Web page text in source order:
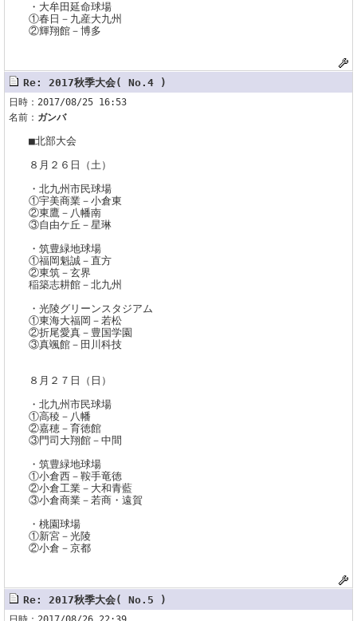
・大牟田延命球場
①春日－九産大九州
②輝翔館－博多
Re: 2017秋季大会( No.4 )
日時：2017/08/25 16:53
名前： ガンバ
■北部大会
８月２６日（土）
・北九州市民球場
①宇美商業－小倉東
②東鷹－八幡南
③自由ケ丘－星琳
・筑豊緑地球場
①福岡魁誠－直方
②東筑－玄界
稲築志耕館－北九州
・光陵グリーンスタジアム
①東海大福岡－若松
②折尾愛真－豊国学園
③真颯館－田川科技
８月２７日（日）
・北九州市民球場
①高稜－八幡
②嘉穂－育徳館
③門司大翔館－中間
・筑豊緑地球場
①小倉西－鞍手竜徳
②小倉工業－大和青藍
③小倉商業－若商・遠賀
・桃園球場
①新宮－光陵
②小倉－京都
Re: 2017秋季大会( No.5 )